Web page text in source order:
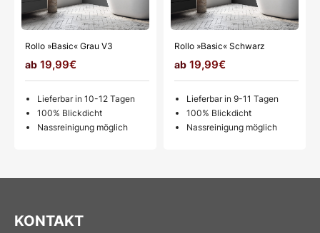
Rollo »Basic« Grau V3
19,99€
Lieferbar in 10-12 Tagen
100% Blickdicht
Nassreinigung möglich
Rollo »Basic« Schwarz
19,99€
Lieferbar in 9-11 Tagen
100% Blickdicht
Nassreinigung möglich
KONTAKT